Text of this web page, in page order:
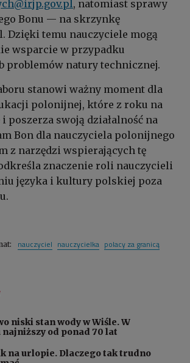
, natomiast sprawy
Bonu — na skrzynkę
Dzięki temu nauczyciele mogą
wsparcie w przypadku
problemów natury technicznej.
stanowi ważny moment dla
polonijnej, które z roku na
poszerza swoją działalność na
Bon dla nauczyciela polonijnego
z narzędzi wspierających tę
znaczenie roli nauczycieli
języka i kultury polskiej poza
nauczyciel nauczycielka polacy za granicą
niski stan wody w Wiśle. W
od ponad 70 lat
na urlopie. Dlaczego tak trudno